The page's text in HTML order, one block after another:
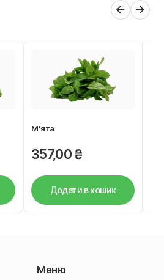
М’ята
357,00₴
Додати в кошик
Меню